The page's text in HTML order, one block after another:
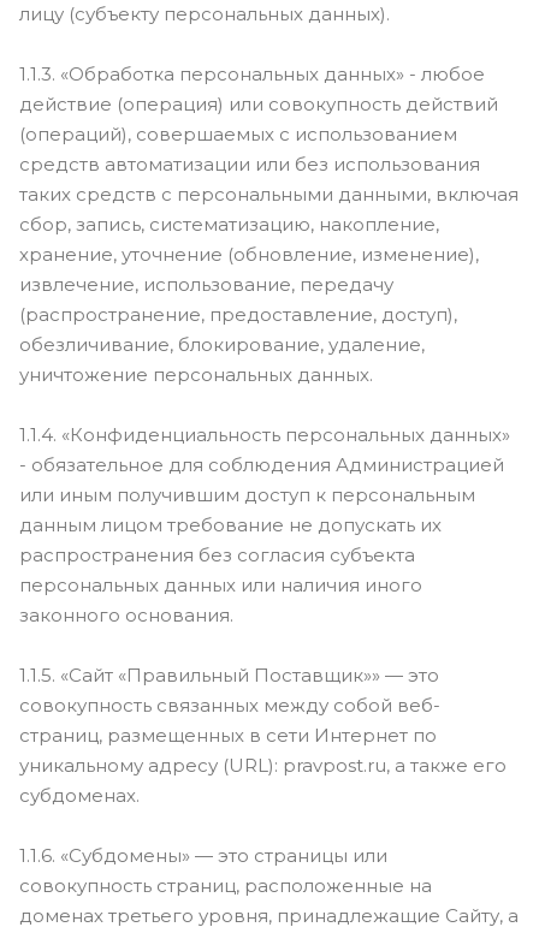
лицу (субъекту персональных данных).
1.1.3. «Обработка персональных данных» - любое
действие (операция) или совокупность действий
(операций), совершаемых с использованием
средств автоматизации или без использования
таких средств с персональными данными, включая
сбор, запись, систематизацию, накопление,
хранение, уточнение (обновление, изменение),
извлечение, использование, передачу
(распространение, предоставление, доступ),
обезличивание, блокирование, удаление,
уничтожение персональных данных.
1.1.4. «Конфиденциальность персональных данных»
- обязательное для соблюдения Администрацией
или иным получившим доступ к персональным
данным лицом требование не допускать их
распространения без согласия субъекта
персональных данных или наличия иного
законного основания.
1.1.5. «Сайт «Правильный Поставщик»» — это
совокупность связанных между собой веб-
страниц, размещенных в сети Интернет по
уникальному адресу (URL): pravpost.ru, а также его
субдоменах.
1.1.6. «Субдомены» — это страницы или
совокупность страниц, расположенные на
доменах третьего уровня, принадлежащие Сайту, а